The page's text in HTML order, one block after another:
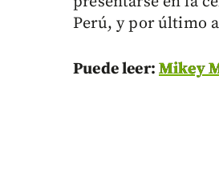
Perú, y por último
Puede leer: Mikey